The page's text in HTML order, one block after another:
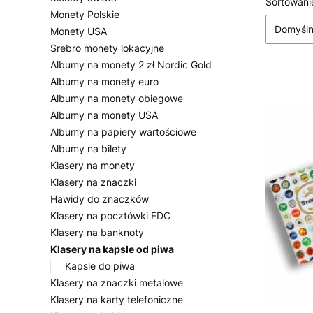
Monety Polskie
Monety USA
Srebro monety lokacyjne
Albumy na monety 2 zł Nordic Gold
Albumy na monety euro
Albumy na monety obiegowe
Albumy na monety USA
Albumy na papiery wartościowe
Albumy na bilety
Klasery na monety
Klasery na znaczki
Hawidy do znaczków
Klasery na pocztówki FDC
Klasery na banknoty
Klasery na kapsle od piwa
Kapsle do piwa
Klasery na znaczki metalowe
Klasery na karty telefoniczne
Lista